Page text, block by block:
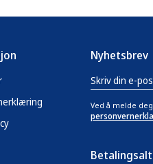
Nyhetsbrev
Ved å melde